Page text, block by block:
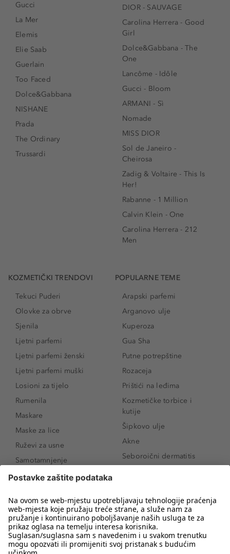
Gucci
La Mer
Elemis
Elie Saab
Guerlain
Too Faced
Dolce&Gabbana
NISHANE
Prada
The Ordinary
Trussardi
DIOR - SAUVAGE
Carolina Herrera - Good
Girl
Dolce&Gabbana - The
One
Lancôme - Idôle
Gucci - Bloom
ARMANI - Sì
Nomade
MISS DIOR
Sol de Janeiro -
Cheirosa
Zadig & Voltaire - This Is
Her!
Rabanne - 1 Million
Calvin Klein - One
Carolina Herrera - 212
Men
KOZMETIČKI TRENDOVI
Tekuci Puderi
Olovke za obrve
Sjenila
Ljetni parfemi
Ljetni parfemi ženski
Ljetni parfemi muški
Losioni za tijelo
Rumenila
Maskare
Maske za lice
Ruževi za usne
Samotamnjenje
Puderi
Proizvodi za obrve
Sunce i zaštita
Serumi za lice
Proizvodi za čišćenje lica
POPULARNE TEME
Arapski parfemi
Arganovo ulje
Kuperoza
Gua Sha
Putne potrepštine
Rozaceja
Prištići na leđima
Kozmetičke torbice i
kutije
Šipkovo ulje
Akne
Seboroični dermatitis
Novo
Koji mi parfem
odgovara?
Kako našminkati oči da